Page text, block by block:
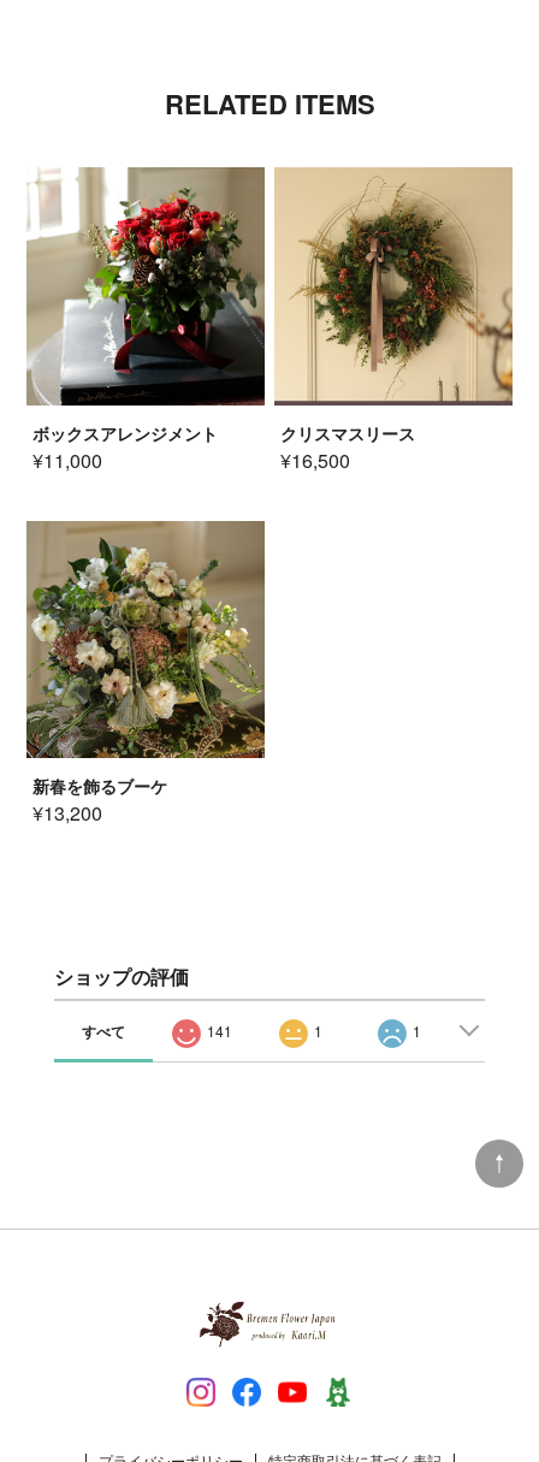
RELATED ITEMS
ボックスアレンジメント
¥11,000
クリスマスリース
¥16,500
新春を飾るブーケ
¥13,200
ショップの評価
すべて 141 1 1